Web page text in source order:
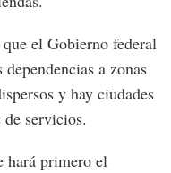
el Gobierno federal
a zonas
y hay ciudades
servicios.
hará primero el